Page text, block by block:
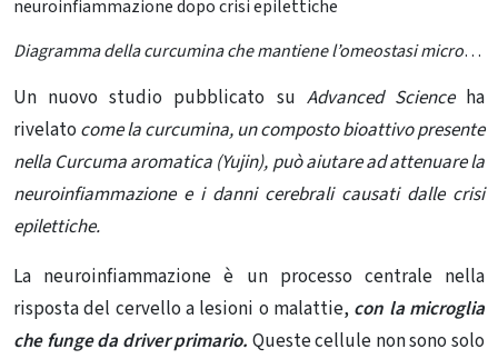
Diagramma della curcumina che mantiene l’omeostasi microgliale. Credito: IGDB
Un nuovo studio pubblicato su Advanced Scienceha
rivelato come la curcumina, un composto bioattivo presente
nella Curcuma aromatica (Yujin), può aiutare ad attenuare la
neuroinfiammazione e i danni cerebrali causati dalle crisi
epilettiche.
La neuroinfiammazione è un processo centrale nella
risposta del cervello a lesioni o malattie, con la microglia
che funge da driver primario. Queste cellule non sono solo